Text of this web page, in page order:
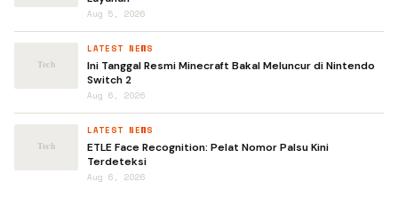
Aug 5, 2026
LATEST NEWS
Ini Tanggal Resmi Minecraft Bakal Meluncur di Nintendo
Switch 2
Aug 6, 2026
LATEST NEWS
ETLE Face Recognition: Pelat Nomor Palsu Kini
Terdeteksi
Aug 6, 2026